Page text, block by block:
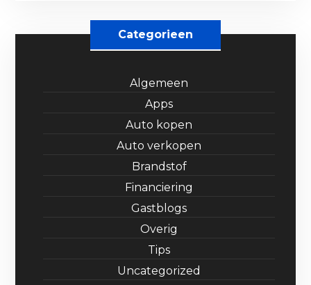
Categorieen
Algemeen
Apps
Auto kopen
Auto verkopen
Brandstof
Financiering
Gastblogs
Overig
Tips
Uncategorized